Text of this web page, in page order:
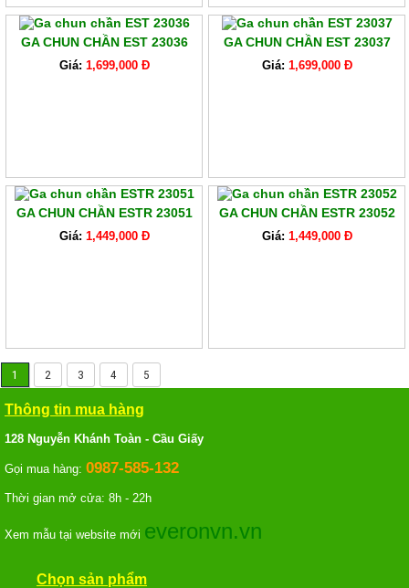
GA CHUN CHẦN EST 23036
Giá: 1,699,000 Đ
GA CHUN CHẦN EST 23037
Giá: 1,699,000 Đ
GA CHUN CHẦN ESTR 23051
Giá: 1,449,000 Đ
GA CHUN CHẦN ESTR 23052
Giá: 1,449,000 Đ
1 2 3 4 5
Thông tin mua hàng
128 Nguyễn Khánh Toàn - Cầu Giấy
Gọi mua hàng: 0987-585-132
Thời gian mở cửa: 8h - 22h
Xem mẫu tại website mới everonvn.vn
Chọn sản phẩm